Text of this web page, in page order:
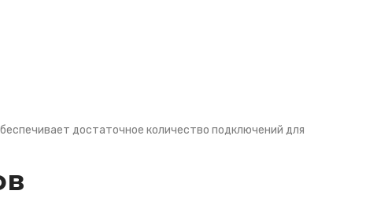
достаточное количество подключений для